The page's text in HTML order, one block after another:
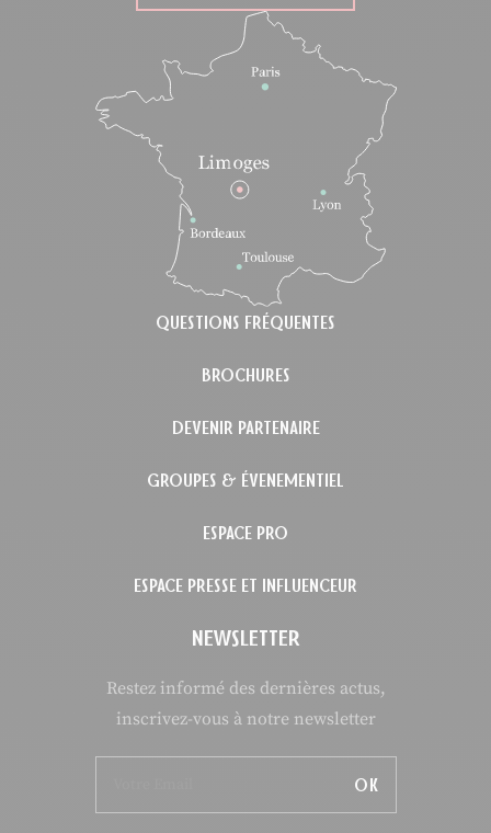
QUESTIONS FRÉQUENTES
BROCHURES
DEVENIR PARTENAIRE
GROUPES & ÉVENEMENTIEL
ESPACE PRO
ESPACE PRESSE ET INFLUENCEUR
NEWSLETTER
Restez informé des dernières actus,
inscrivez-vous à notre newsletter
OK